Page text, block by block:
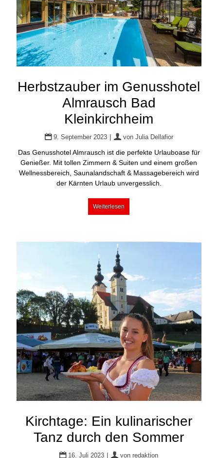
Herbstzauber im Genusshotel
Almrausch Bad
Kleinkirchheim
9. September 2023 | von Julia Dellafior
Das Genusshotel Almrausch ist die perfekte Urlauboase für
Genießer. Mit tollen Zimmern & Suiten und einem großen
Wellnessbereich, Saunalandschaft & Massagebereich wird
der Kärnten Urlaub unvergesslich.
Weiterlesen
Kirchtage: Ein kulinarischer
Tanz durch den Sommer
16. Juli 2023 | vonredaktion